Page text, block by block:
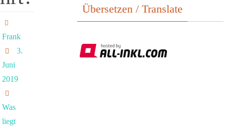
Frank
3.
Juni
2019
Was
liegt
Übersetzen / Translate